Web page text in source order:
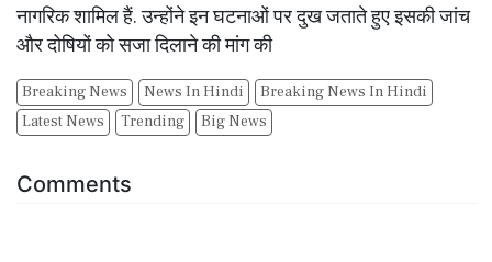
नागरिक शामिल हैं. उन्होंने इन घटनाओं पर दुख जताते हुए इसकी जांच
और दोषियों को सजा दिलाने की मांग की
Breaking News News In Hindi
Breaking News In Hindi
Latest News
Trending Big News
Comments